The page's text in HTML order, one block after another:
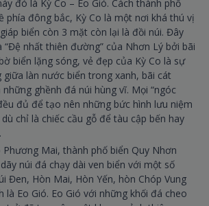
đó là Kỳ Co – Eo Gió. Cách thành phố
phía đông bắc, Kỳ Co là một nơi khá thú vị
biển còn 3 mặt còn lại là đồi núi. Đây
“Đệ nhất thiên đường” của Nhơn Lý bởi bãi
biển lặng sóng, vẻ đẹp của Kỳ Co là sự
giữa làn nước biển trong xanh, bãi cát
ghềnh đá núi hùng vĩ. Mọi “ngóc
đủ để tạo nên những bức hình lưu niệm
chỉ là chiếc cầu gỗ để tàu cập bến hay
Mai, thành phố biển Quy Nhơn
núi đá chạy dài ven biển với một số
Đen, Hòn Mai, Hòn Yến, hòn Chóp Vung
là Eo Gió. Eo Gió với những khối đá cheo